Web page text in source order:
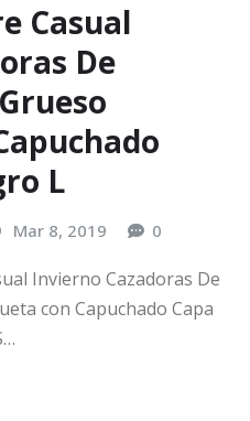
Casual
De
L
Mar 8, 2019 0
Invierno Cazadoras De
con Capuchado Capa